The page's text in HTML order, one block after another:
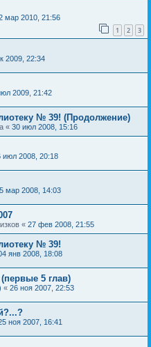
мар 2010, 21:56
1 2 3
2009, 22:34
2009, 21:42
№ 39! (Продолжение)
« 30 июл 2008, 15:16
июл 2008, 20:18
мар 2008, 14:03
« 27 фев 2008, 21:55
№ 39!
янв 2008, 18:08
5 глав)
« 26 ноя 2007, 22:53
ноя 2007, 16:41